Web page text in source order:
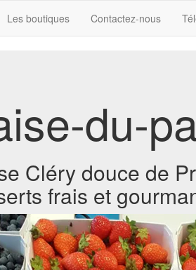
Les boutiques Contactez-nous
du-
Cléry douce de
frais et